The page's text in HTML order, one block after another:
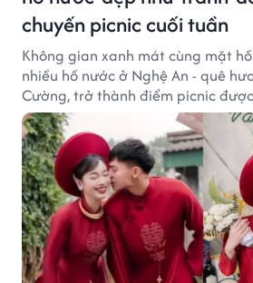
chuyến picnic cuối tuần
Không gian xanh mát cùng mặt
nhiều hồ nước ở Nghệ An - quê
Cường, trở thành điểm picnic